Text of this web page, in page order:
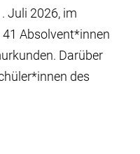
Juli 2026, im
Absolvent*innen
Darüber
des